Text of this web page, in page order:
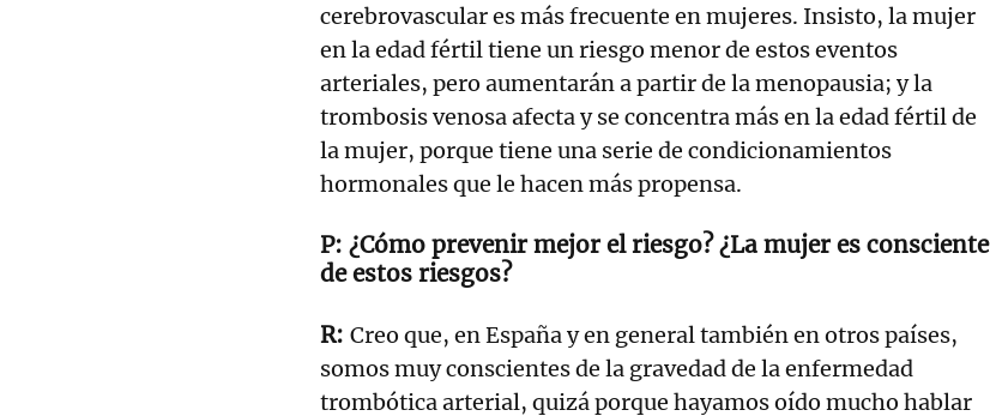
cerebrovascular es más frecuente en mujeres. Insisto, la mujer
en la edad fértil tiene un riesgo menor de estos eventos
arteriales, pero aumentarán a partir de la menopausia; y la
trombosis venosa afecta y se concentra más en la edad fértil de
la mujer, porque tiene una serie de condicionamientos
hormonales que le hacen más propensa.
¿Cómo prevenir mejor el riesgo? ¿La mujer es consciente
de estos riesgos?
Creo que, en España y en general también en otros países,
somos muy conscientes de la gravedad de la enfermedad
trombótica arterial, quizá porque hayamos oído mucho hablar